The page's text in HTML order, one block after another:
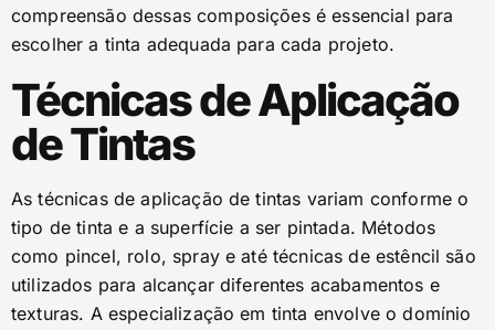
compreensão dessas composições é essencial para
escolher a tinta adequada para cada projeto.
Técnicas de Aplicação
de Tintas
As técnicas de aplicação de tintas variam conforme o
tipo de tinta e a superfície a ser pintada. Métodos
como pincel, rolo, spray e até técnicas de estêncil são
utilizados para alcançar diferentes acabamentos e
texturas. A especialização em tinta envolve o domínio